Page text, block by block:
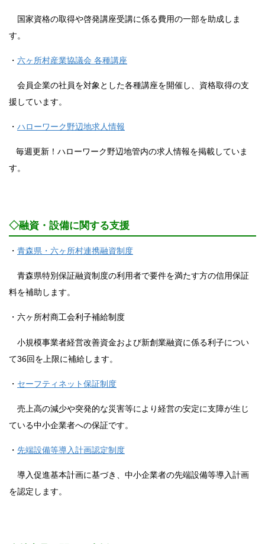
国家資格の取得や啓発講座受講に係る費用の一部を助成しま
す。
・ 六ヶ所村産業協議会 各種講座
会員企業の社員を対象とした各種講座を開催し、資格取得の支
援しています。
・ ハローワーク野辺地求人情報
毎週更新！ハローワーク野辺地管内の求人情報を掲載していま
す。
◇融資・設備に関する支援
・ 青森県・六ヶ所村連携融資制度
青森県特別保証融資制度の利用者で要件を満たす方の信用保証
料を補助します。
・六ヶ所村商工会利子補給制度
小規模事業者経営改善資金および新創業融資に係る利子につい
て36回を上限に補給します。
・ セーフティネット保証制度
売上高の減少や突発的な災害等により経営の安定に支障が生じ
ている中小企業者への保証です。
・ 先端設備等導入計画認定制度
導入促進基本計画に基づき、中小企業者の先端設備等導入計画
を認定します。